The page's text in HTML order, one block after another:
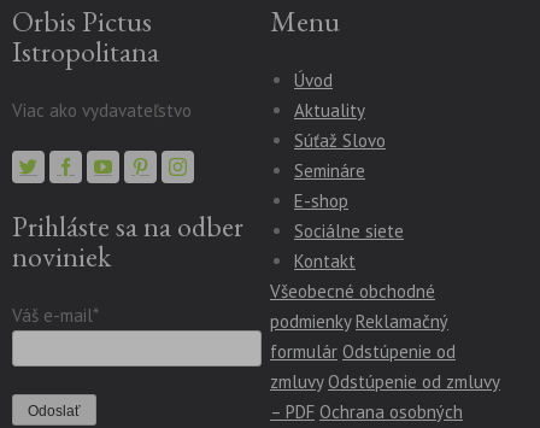
Orbis Pictus
Istropolitana
Viac ako vydavateľstvo
Prihláste sa na odber
noviniek
Váš e-mail*
Menu
Úvod
Aktuality
Súťaž Slovo
Semináre
E-shop
Sociálne siete
Kontakt
Všeobecné obchodné
podmienky Reklamačný
formulár Odstúpenie od
zmluvy Odstúpenie od zmluvy
– PDF Ochrana osobných